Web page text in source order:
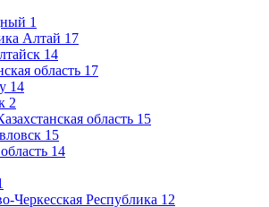
1
Алтай 17
14
область 17
14
2
область 15
15
14
Черкесская Республика 12